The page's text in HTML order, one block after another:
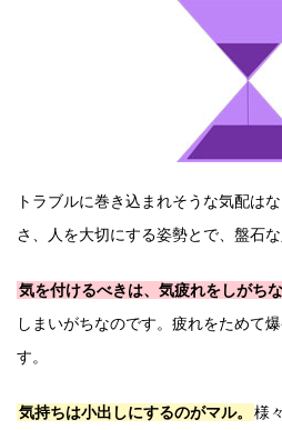
トラブルに巻き込まれそうな気配は
さ、人を大切にする姿勢とで、盤石な
気を付けるべきは、気疲れをしがちな
しまいがちなのです。疲れをためて
す。
気持ちは小出しにするのがマル。
様